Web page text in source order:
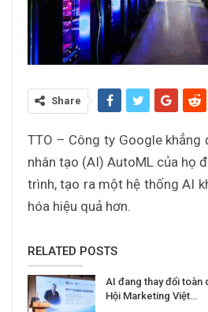
Share
TTO – Công ty Google
nhân tạo (AI) AutoML của họ
trình, tạo ra một hệ thống AI
hóa hiệu quả hơn.
RELATED POSTS
AI đang thay đổi toàn
Hội Marketing Việt…